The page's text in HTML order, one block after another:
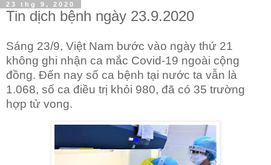
23 thg 9, 2020
Tin dịch bệnh ngày 23.9.2020
Sáng 23/9, Việt Nam bước vào ngày thứ 21
không ghi nhận ca mắc Covid-19 ngoài cộng
đồng. Đến nay số ca bệnh tại nước ta vẫn là
1.068, số ca điều trị khỏi 980, đã có 35 trường
hợp tử vong.